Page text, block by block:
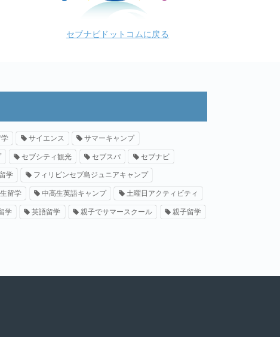
セブナビドットコムに戻る
サイエンス サマーキャンプ
セブシティ観光 セブスパ セブナビ
学 フィリピンセブ島ジュニアキャンプ
留学 中高生英語キャンプ 土曜日アクティビティ
学 英語留学 親子でサマースクール 親子留学